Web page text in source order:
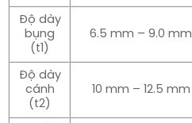
Độ dày
bụng
(t1)
6.5 mm – 9.0 mm
Độ dày
cánh
(t2)
10 mm – 12.5 mm